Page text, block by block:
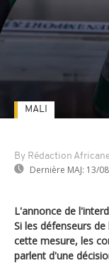
By Rédaction
Dernière MAJ: 13/
MALI
L'annonce de
Si les défenseurs
cette mesure, les
parlent d'une